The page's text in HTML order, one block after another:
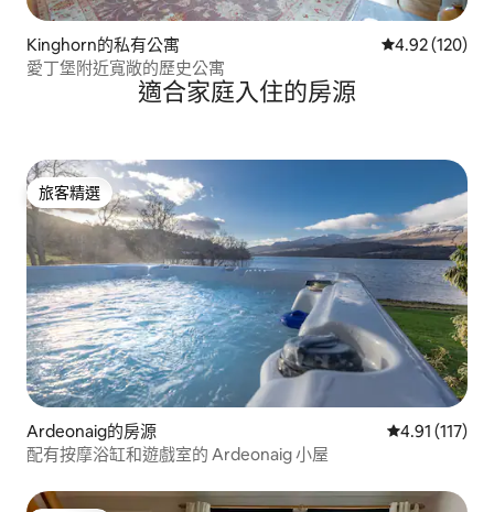
Kinghorn的私有公寓 從 120 則評價
4.92 (120)
愛丁堡附近寬敞的歷史公寓
適合家庭入住的房源
旅客精選
旅客精選
Ardeonaig的房源 從 117 則評價
4.91 (117)
配有按摩浴缸和遊戲室的 Ardeonaig 小屋